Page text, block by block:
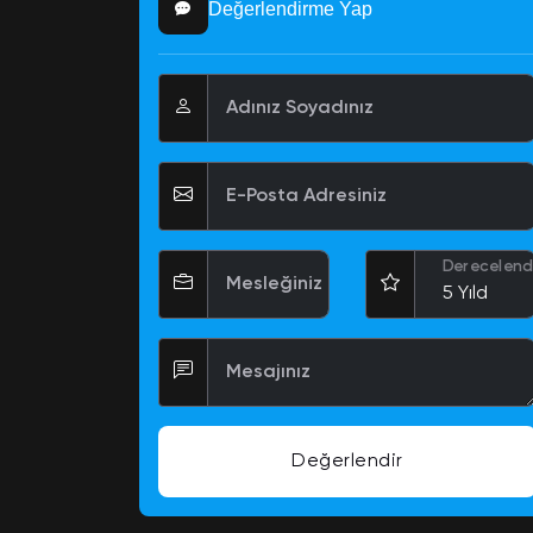
Değerlendirme Yap
Adınız Soyadınız
E-Posta Adresiniz
Mesleğiniz
Mesajınız
Değerlendir